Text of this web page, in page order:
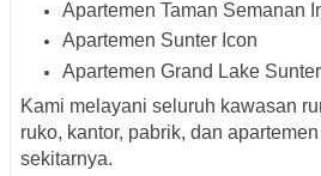
Apartemen Taman Semanan
Apartemen Sunter Icon
Apartemen Grand Lake Sunter
Kami melayani seluruh kawasan
ruko, kantor, pabrik, dan
sekitarnya.